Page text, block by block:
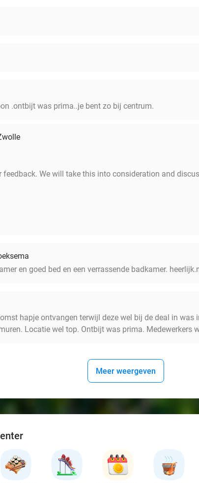
.ontbijt was prima..je bent zo bij centrum.
We will take this into consideration and
en goed bed en een verrassende badkamer.
hapje ontvangen terwijl deze wel bij de deal in was
Locatie wel top. Ontbijt was prima. Medewerkers
Meer weergeven